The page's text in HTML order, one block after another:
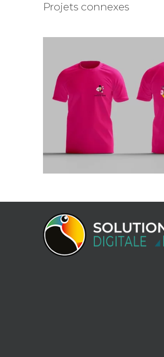
Projets connexes